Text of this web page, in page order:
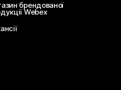
брендованої
Webex